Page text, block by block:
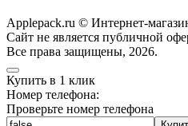
Applepack.ru © Интернет-
Cайт не является публичной
Все права защищены, 2026.
Купить в 1 клик
Номер телефона:
Проверьте номер телефона